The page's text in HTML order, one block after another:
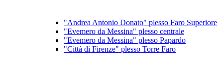
"Andrea Antonio Donato" plesso Faro Superiore
"Evemero da Messina" plesso centrale
"Evemero da Messina" plesso Papardo
"Città di Firenze" plesso Torre Faro